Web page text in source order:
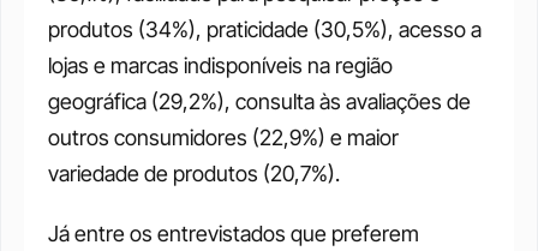
produtos (34%), praticidade (30,5%), acesso a
lojas e marcas indisponíveis na região
geográfica (29,2%), consulta às avaliações de
outros consumidores (22,9%) e maior
variedade de produtos (20,7%).
Já entre os entrevistados que preferem